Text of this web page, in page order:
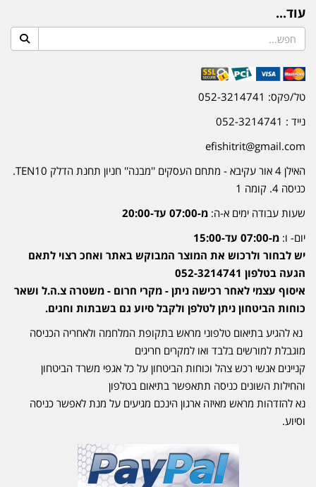
עוד...
טל/פקס: 052-3214741
נייד : 052-3214741
efishitrit@gmail.com
האילן 4 אור עקיבא - מתחם העסקים ''מבנה'' חניון תחנת הדלק TEN10.
כניסה 4. קומה 1
שעות עבודה ימים א-ה: מ-07:00 עד-20:00
יום- ו: מ-07:00 עד-15:00
יש לבחור ולרכוש את המוצר המבוקש באתר ואחכ רצוי לתאם
הגעה בטלפון 052-3214741
איסוף עצמי לאחר רכישה ניתן - מקרי חרום - משטרה צ.ה.ל ושאר
כוחות הביטחון ניתן לטלפן ולקבל סיוע גם בשבתות וחגים.
נא להגיע בתיאום טלפוני מראש בתקופת המלחמה ולאחריה הכניסה
מוגבלת למורשים בלבד ואו למקרים חריגים
קניינים אנשי רכש צהל וכוחות הביטחון על כל אגפי משרד הביטחון
והחילות השונים כניסה תתאפשר בתיאום בטלפון
נא להזדהות מראש מאיזה ארגון הינכם מגיעים על מנת לאפשר כניסה
וסיוע.